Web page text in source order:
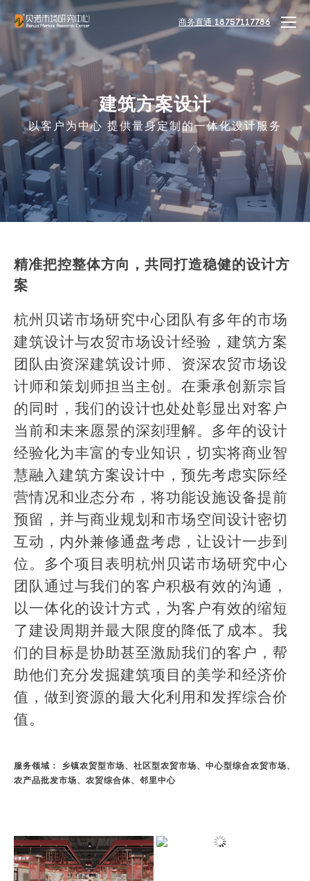
商务直通 18757117786
建筑方案设计
以客户为中心 提供量身定制的一体化设计服务
精准把控整体方向，共同打造稳健的设计方
案
杭州贝诺市场研究中心团队有多年的市场
建筑设计与农贸市场设计经验，建筑方案
团队由资深建筑设计师、资深农贸市场设
计师和策划师担当主创。在秉承创新宗旨
的同时，我们的设计也处处彰显出对客户
当前和未来愿景的深刻理解。多年的设计
经验化为丰富的专业知识，切实将商业智
慧融入建筑方案设计中，预先考虑实际经
营情况和业态分布，将功能设施设备提前
预留，并与商业规划和市场空间设计密切
互动，内外兼修通盘考虑，让设计一步到
位。多个项目表明杭州贝诺市场研究中心
团队通过与我们的客户积极有效的沟通，
以一体化的设计方式，为客户有效的缩短
了建设周期并最大限度的降低了成本。我
们的目标是协助甚至激励我们的客户，帮
助他们充分发掘建筑项目的美学和经济价
值，做到资源的最大化利用和发挥综合价
值。
服务领域： 乡镇农贸型市场、社区型农贸市场、中心型综合农贸市场、
农产品批发市场、农贸综合体、邻里中心